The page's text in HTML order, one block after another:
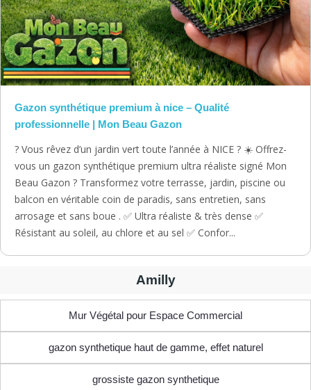
Gazon synthétique premium à nice – Qualité
professionnelle | Mon Beau Gazon
? Vous rêvez d’un jardin vert toute l’année à NICE ? ☀️ Offrez-
vous un gazon synthétique premium ultra réaliste signé Mon
Beau Gazon ? Transformez votre terrasse, jardin, piscine ou
balcon en véritable coin de paradis, sans entretien, sans
arrosage et sans boue . ✅ Ultra réaliste & très dense ✅
Résistant au soleil, au chlore et au sel ✅ Confor...
Amilly
Mur Végétal pour Espace Commercial
gazon synthetique haut de gamme, effet naturel
grossiste gazon synthetique